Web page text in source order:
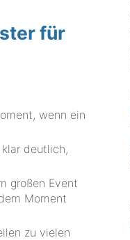
für
wenn ein
deutlich,
großen Event
Moment
zu vielen